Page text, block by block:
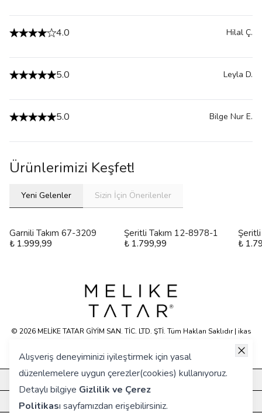
Alışveriş deneyiminizi iyileştirmek için yasal
düzenlemelere uygun çerezler(cookies) kullanıyoruz.
Detaylı bilgiye Gizlilik ve Çerez
Politikası sayfamızdan erişebilirsiniz.
4.0 Hilal Ç.
5.0 Leyla D.
5.0 Bilge Nur E.
Ürünlerimizi Keşfet!
Yeni Gelenler Sizin İçin Önerilenler
Garnili Takım 67-3209
₺ 1.999,99
Şeritli Takım 12-8978-1
₺ 1.799,99
₺
KURUMSAL
HIZLI ERİŞİM
© 2026 MELİKE TATAR GİYİM SAN. TİC. LTD. ŞTİ. Tüm Hakları Saklıdır | ikas